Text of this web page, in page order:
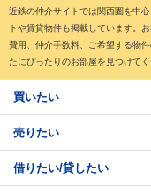
近鉄の仲介サイトでは関西圏を中
トや賃貸物件も掲載しています。
費用、仲介手数料、ご希望する物
たにぴったりのお部屋を見つけてく
買いたい
物件検索
物件番号検索
売りたい
価格査定依頼
借りたい/貸したい